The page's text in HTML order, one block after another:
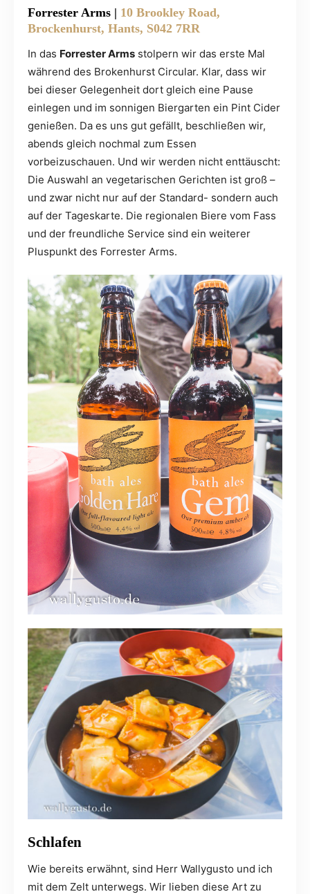
Forrester Arms | 10 Brookley Road,
Brockenhurst, Hants, S042 7RR
In das Forrester Arms stolpern wir das erste Mal
während des Brokenhurst Circular. Klar, dass wir
bei dieser Gelegenheit dort gleich eine Pause
einlegen und im sonnigen Biergarten ein Pint Cider
genießen. Da es uns gut gefällt, beschließen wir,
abends gleich nochmal zum Essen
vorbeizuschauen. Und wir werden nicht enttäuscht:
Die Auswahl an vegetarischen Gerichten ist groß –
und zwar nicht nur auf der Standard- sondern auch
auf der Tageskarte. Die regionalen Biere vom Fass
und der freundliche Service sind ein weiterer
Pluspunkt des Forrester Arms.
Schlafen
Wie bereits erwähnt, sind Herr Wallygusto und ich
mit dem Zelt unterwegs. Wir lieben diese Art zu